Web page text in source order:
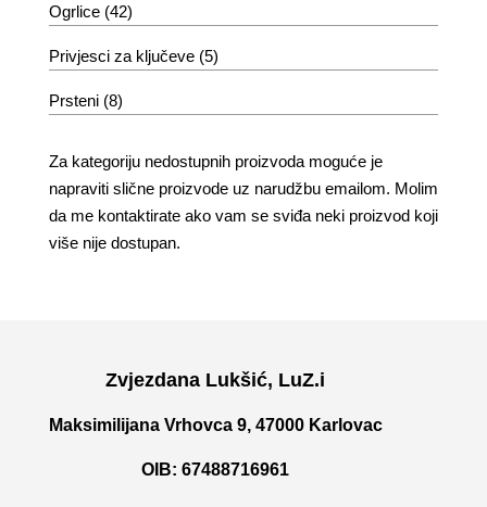
Ogrlice (42)
Privjesci za ključeve (5)
Prsteni (8)
Za kategoriju nedostupnih proizvoda moguće je
napraviti slične proizvode uz narudžbu emailom. Molim
da me kontaktirate ako vam se sviđa neki proizvod koji
više nije dostupan.
Zvjezdana Lukšić, LuZ.i
Maksimilijana Vrhovca 9, 47000 Karlovac
OIB: 67488716961